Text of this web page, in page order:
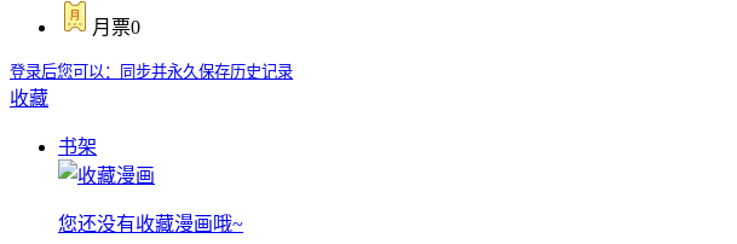
月票0
登录后您可以：同步并永久保存历史记录
收藏
书架
您还没有收藏漫画哦~